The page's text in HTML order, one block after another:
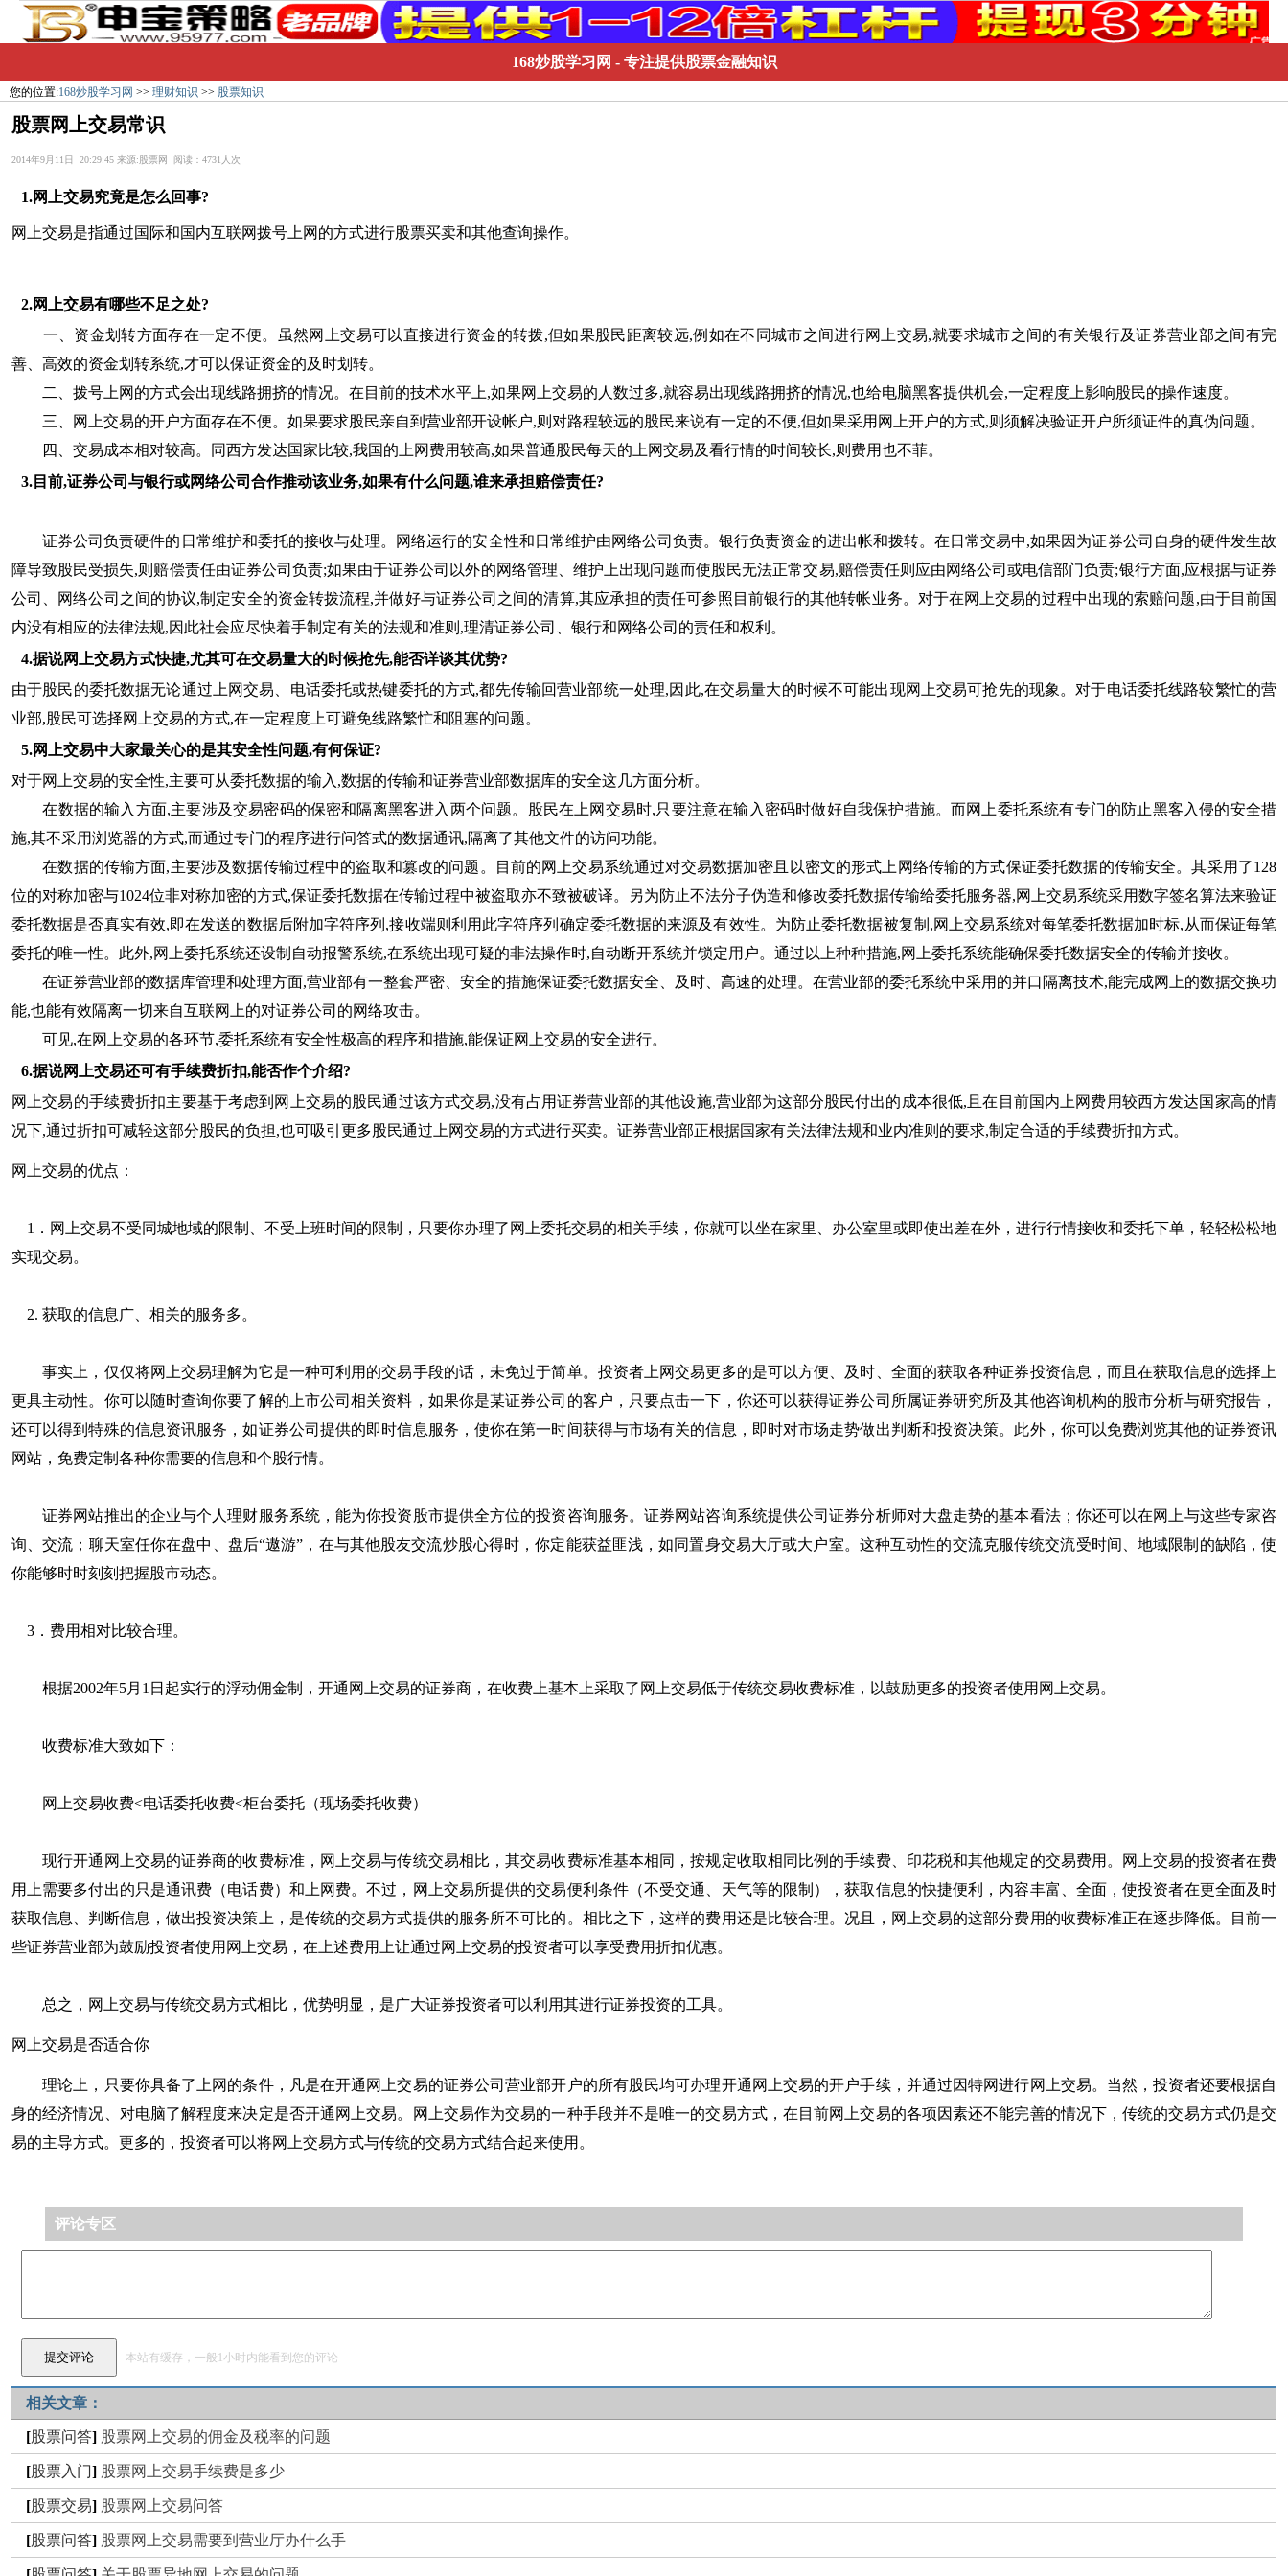
168炒股学习网 - 专注提供股票金融知识
您的位置:168炒股学习网 >> 理财知识 >> 股票知识
股票网上交易常识
2014年9月11日 20:29:45 来源:股票网 阅读：4731人次
1.网上交易究竟是怎么回事?
网上交易是指通过国际和国内互联网拨号上网的方式进行股票买卖和其他查询操作。
2.网上交易有哪些不足之处?
一、资金划转方面存在一定不便。虽然网上交易可以直接进行资金的转拨,但如果股民距离较远,例如在不同城市之间进行网上交易,就要求城市之间的有关银行及证券营业部之间有完
善、高效的资金划转系统,才可以保证资金的及时划转。
二、拨号上网的方式会出现线路拥挤的情况。在目前的技术水平上,如果网上交易的人数过多,就容易出现线路拥挤的情况,也给电脑黑客提供机会,一定程度上影响股民的操作速度。
三、网上交易的开户方面存在不便。如果要求股民亲自到营业部开设帐户,则对路程较远的股民来说有一定的不便,但如果采用网上开户的方式,则须解决验证开户所须证件的真伪问题。
四、交易成本相对较高。同西方发达国家比较,我国的上网费用较高,如果普通股民每天的上网交易及看行情的时间较长,则费用也不菲。
3.目前,证券公司与银行或网络公司合作推动该业务,如果有什么问题,谁来承担赔偿责任?
证券公司负责硬件的日常维护和委托的接收与处理。网络运行的安全性和日常维护由网络公司负责。银行负责资金的进出帐和拨转。在日常交易中,如果因为证券公司自身的硬件发生故
障导致股民受损失,则赔偿责任由证券公司负责;如果由于证券公司以外的网络管理、维护上出现问题而使股民无法正常交易,赔偿责任则应由网络公司或电信部门负责;银行方面,应根据与证券
公司、网络公司之间的协议,制定安全的资金转拨流程,并做好与证券公司之间的清算,其应承担的责任可参照目前银行的其他转帐业务。对于在网上交易的过程中出现的索赔问题,由于目前国
内没有相应的法律法规,因此社会应尽快着手制定有关的法规和准则,理清证券公司、银行和网络公司的责任和权利。
4.据说网上交易方式快捷,尤其可在交易量大的时候抢先,能否详谈其优势?
由于股民的委托数据无论通过上网交易、电话委托或热键委托的方式,都先传输回营业部统一处理,因此,在交易量大的时候不可能出现网上交易可抢先的现象。对于电话委托线路较繁忙的营
业部,股民可选择网上交易的方式,在一定程度上可避免线路繁忙和阻塞的问题。
5.网上交易中大家最关心的是其安全性问题,有何保证?
对于网上交易的安全性,主要可从委托数据的输入,数据的传输和证券营业部数据库的安全这几方面分析。
在数据的输入方面,主要涉及交易密码的保密和隔离黑客进入两个问题。股民在上网交易时,只要注意在输入密码时做好自我保护措施。而网上委托系统有专门的防止黑客入侵的安全措
施,其不采用浏览器的方式,而通过专门的程序进行问答式的数据通讯,隔离了其他文件的访问功能。
在数据的传输方面,主要涉及数据传输过程中的盗取和篡改的问题。目前的网上交易系统通过对交易数据加密且以密文的形式上网络传输的方式保证委托数据的传输安全。其采用了128
位的对称加密与1024位非对称加密的方式,保证委托数据在传输过程中被盗取亦不致被破译。另为防止不法分子伪造和修改委托数据传输给委托服务器,网上交易系统采用数字签名算法来验证
委托数据是否真实有效,即在发送的数据后附加字符序列,接收端则利用此字符序列确定委托数据的来源及有效性。为防止委托数据被复制,网上交易系统对每笔委托数据加时标,从而保证每笔
委托的唯一性。此外,网上委托系统还设制自动报警系统,在系统出现可疑的非法操作时,自动断开系统并锁定用户。通过以上种种措施,网上委托系统能确保委托数据安全的传输并接收。
在证券营业部的数据库管理和处理方面,营业部有一整套严密、安全的措施保证委托数据安全、及时、高速的处理。在营业部的委托系统中采用的并口隔离技术,能完成网上的数据交换功
能,也能有效隔离一切来自互联网上的对证券公司的网络攻击。
可见,在网上交易的各环节,委托系统有安全性极高的程序和措施,能保证网上交易的安全进行。
6.据说网上交易还可有手续费折扣,能否作个介绍?
网上交易的手续费折扣主要基于考虑到网上交易的股民通过该方式交易,没有占用证券营业部的其他设施,营业部为这部分股民付出的成本很低,且在目前国内上网费用较西方发达国家高的情
况下,通过折扣可减轻这部分股民的负担,也可吸引更多股民通过上网交易的方式进行买卖。证券营业部正根据国家有关法律法规和业内准则的要求,制定合适的手续费折扣方式。
网上交易的优点：
1．网上交易不受同城地域的限制、不受上班时间的限制，只要你办理了网上委托交易的相关手续，你就可以坐在家里、办公室里或即使出差在外，进行行情接收和委托下单，轻轻松松地
实现交易。
2. 获取的信息广、相关的服务多。
事实上，仅仅将网上交易理解为它是一种可利用的交易手段的话，未免过于简单。投资者上网交易更多的是可以方便、及时、全面的获取各种证券投资信息，而且在获取信息的选择上
更具主动性。你可以随时查询你要了解的上市公司相关资料，如果你是某证券公司的客户，只要点击一下，你还可以获得证券公司所属证券研究所及其他咨询机构的股市分析与研究报告，
还可以得到特殊的信息资讯服务，如证券公司提供的即时信息服务，使你在第一时间获得与市场有关的信息，即时对市场走势做出判断和投资决策。此外，你可以免费浏览其他的证券资讯
网站，免费定制各种你需要的信息和个股行情。
证券网站推出的企业与个人理财服务系统，能为你投资股市提供全方位的投资咨询服务。证券网站咨询系统提供公司证券分析师对大盘走势的基本看法；你还可以在网上与这些专家咨
询、交流；聊天室任你在盘中、盘后“遨游”，在与其他股友交流炒股心得时，你定能获益匪浅，如同置身交易大厅或大户室。这种互动性的交流克服传统交流受时间、地域限制的缺陷，使
你能够时时刻刻把握股市动态。
3．费用相对比较合理。
根据2002年5月1日起实行的浮动佣金制，开通网上交易的证券商，在收费上基本上采取了网上交易低于传统交易收费标准，以鼓励更多的投资者使用网上交易。
收费标准大致如下：
网上交易收费<电话委托收费<柜台委托（现场委托收费）
现行开通网上交易的证券商的收费标准，网上交易与传统交易相比，其交易收费标准基本相同，按规定收取相同比例的手续费、印花税和其他规定的交易费用。网上交易的投资者在费
用上需要多付出的只是通讯费（电话费）和上网费。不过，网上交易所提供的交易便利条件（不受交通、天气等的限制），获取信息的快捷便利，内容丰富、全面，使投资者在更全面及时
获取信息、判断信息，做出投资决策上，是传统的交易方式提供的服务所不可比的。相比之下，这样的费用还是比较合理。况且，网上交易的这部分费用的收费标准正在逐步降低。目前一
些证券营业部为鼓励投资者使用网上交易，在上述费用上让通过网上交易的投资者可以享受费用折扣优惠。
总之，网上交易与传统交易方式相比，优势明显，是广大证券投资者可以利用其进行证券投资的工具。
网上交易是否适合你
理论上，只要你具备了上网的条件，凡是在开通网上交易的证券公司营业部开户的所有股民均可办理开通网上交易的开户手续，并通过因特网进行网上交易。当然，投资者还要根据自
身的经济情况、对电脑了解程度来决定是否开通网上交易。网上交易作为交易的一种手段并不是唯一的交易方式，在目前网上交易的各项因素还不能完善的情况下，传统的交易方式仍是交
易的主导方式。更多的，投资者可以将网上交易方式与传统的交易方式结合起来使用。
评论专区
本站有缓存，一般1小时内能看到您的评论
相关文章：
[股票问答] 股票网上交易的佣金及税率的问题
[股票入门] 股票网上交易手续费是多少
[股票交易] 股票网上交易问答
[股票问答] 股票网上交易需要到营业厅办什么手